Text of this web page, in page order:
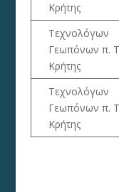
Κρήτης
Τεχνολόγων
Γεωπόνων π.
Κρήτης
Τεχνολόγων
Γεωπόνων π.
Κρήτης